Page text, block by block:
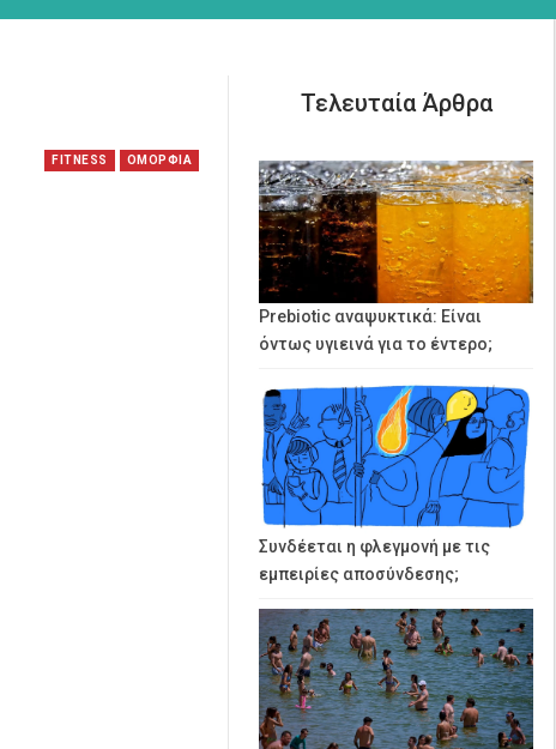
FITNESS OΜΟΡΦΙΑ
Τελευταία Άρθρα
Prebiotic αναψυκτικά: Είναι
όντως υγιεινά για το έντερο;
Συνδέεται η φλεγμονή με τις
εμπειρίες αποσύνδεσης;